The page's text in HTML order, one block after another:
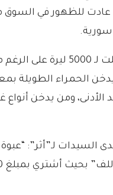
عادت للظهور في
يقول الرجل إن أسعار الدخان غير
فيحتاج لـ 225 ألف ليرة سورية